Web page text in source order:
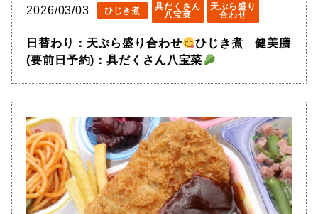
2026/03/03 ひじき煮
具だくさん
八宝菜
天ぷら盛り
合わせ
日替わり：天ぷら盛り合わせ
ひじき煮 健美膳
(要前日予約)：具だくさん八宝菜